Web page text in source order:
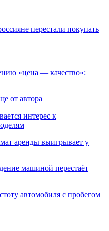
перестали покупать
«цена — качество»:
от автора
интерес к
аренды выигрывает у
машиной перестаёт
автомобиля с пробегом